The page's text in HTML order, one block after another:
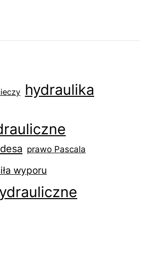
hydraulika
prawo Pascala
wyporu